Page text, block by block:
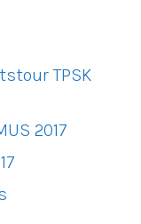
TPSK
2017